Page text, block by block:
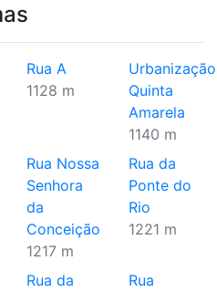
Rua A
1128 m
Urbanização
Quinta
Amarela
1140 m
Rua Nossa
Senhora
da
Conceição
1217 m
Rua da
Ponte do
Rio
1221 m
Rua da
Rua